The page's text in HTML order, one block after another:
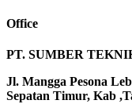
Office
PT. SUMBER
Jl. Mangga Pesona
Sepatan Timur, Kab